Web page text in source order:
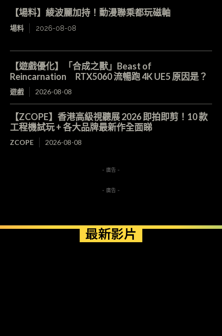
【場料】綾波麗加持！動漫聯乘都玩磁軸
場料 2026-08-08
【遊戲優化】「合成之獸」Beast of
Reincarnation RTX5060 流暢跑 4K UE5 原因是？
遊戲 2026-08-08
【ZCOPE】香港高級視聽展 2026 即拍即剪！10 款
工程機試玩 + 各大品牌最新作全面睇
ZCOPE 2026-08-08
- 廣告 -
- 廣告 -
最新影片